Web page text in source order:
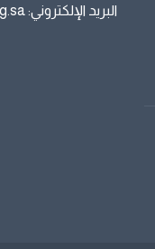
البريد الإلكتروني: info@ahed.org.sa